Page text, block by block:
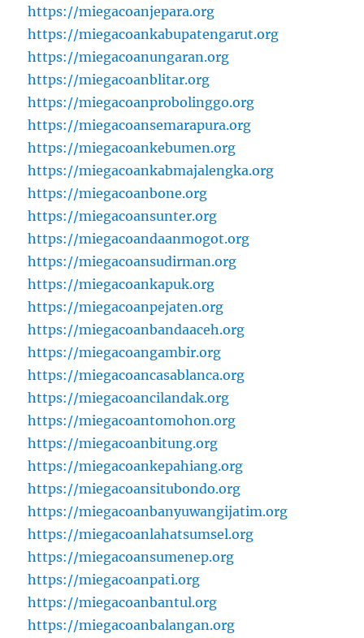
https://miegacoanjepara.org
https://miegacoankabupatengarut.org
https://miegacoanungaran.org
https://miegacoanblitar.org
https://miegacoanprobolinggo.org
https://miegacoansemarapura.org
https://miegacoankebumen.org
https://miegacoankabmajalengka.org
https://miegacoanbone.org
https://miegacoansunter.org
https://miegacoandaanmogot.org
https://miegacoansudirman.org
https://miegacoankapuk.org
https://miegacoanpejaten.org
https://miegacoanbandaaceh.org
https://miegacoangambir.org
https://miegacoancasablanca.org
https://miegacoancilandak.org
https://miegacoantomohon.org
https://miegacoanbitung.org
https://miegacoankepahiang.org
https://miegacoansitubondo.org
https://miegacoanbanyuwangijatim.org
https://miegacoanlahatsumsel.org
https://miegacoansumenep.org
https://miegacoanpati.org
https://miegacoanbantul.org
https://miegacoanbalangan.org